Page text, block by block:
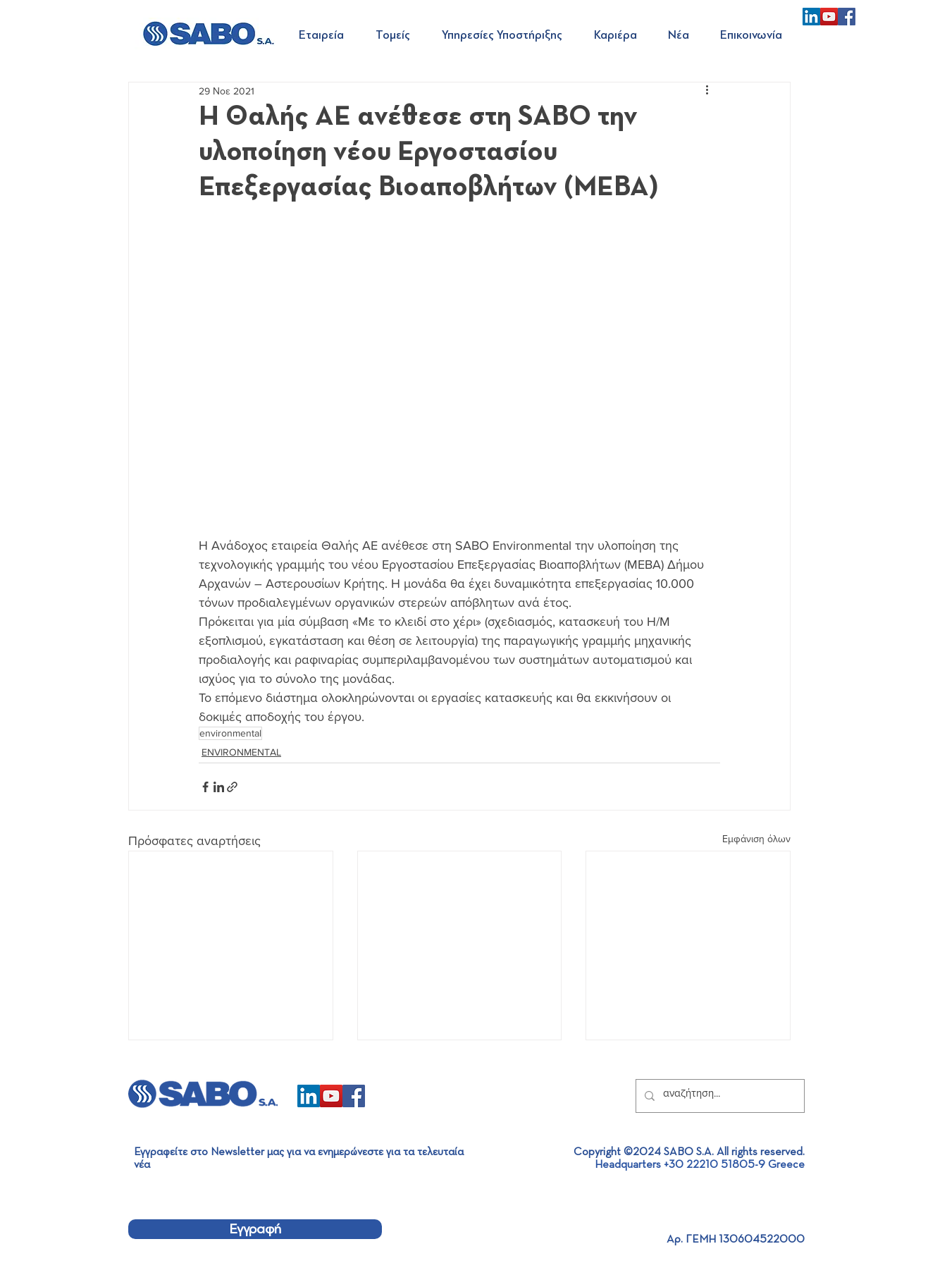
Εταιρεία Τομείς Υπηρεσίες Υποστήριξης Καριέρα Νέα Επικοινωνία
Η Θαλής ΑΕ ανέθεσε στη SABO την
υλοποίηση νέου Εργοστασίου
Επεξεργασίας Βιοαποβλήτων (ΜΕΒΑ)
29 Νοε 2021
Η Ανάδοχος εταιρεία Θαλής ΑΕ ανέθεσε στη SABO Environmental την υλοποίηση της
τεχνολογικής γραμμής του νέου Εργοστασίου Επεξεργασίας Βιοαποβλήτων (ΜΕΒΑ) Δήμου
Αρχανών – Αστερουσίων Κρήτης. H μονάδα θα έχει δυναμικότητα επεξεργασίας 10.000
τόνων προδιαλεγμένων οργανικών στερεών απόβλητων ανά έτος.
Πρόκειται για μία σύμβαση «Με το κλειδί στο χέρι» (σχεδιασμός, κατασκευή του Η/Μ
εξοπλισμού, εγκατάσταση και θέση σε λειτουργία) της παραγωγικής γραμμής μηχανικής
προδιαλογής και ραφιναρίας συμπεριλαμβανομένου των συστημάτων αυτοματισμού και
ισχύος για το σύνολο της μονάδας.
Το επόμενο διάστημα ολοκληρώνονται οι εργασίες κατασκευής και θα εκκινήσουν οι
δοκιμές αποδοχής του έργου.
environmental
ENVIRONMENTAL
Πρόσφατες αναρτήσεις Εμφάνιση όλων
Εγγραφείτε στο Newsletter μας για να ενημερώνεστε για τα τελευταία
νέα
Εγγραφή
Copyright ©2024 SABO S.A. All rights reserved.
Headquarters +30 22210 51805-9 Greece
Αρ. ΓΕΜΗ 130604522000